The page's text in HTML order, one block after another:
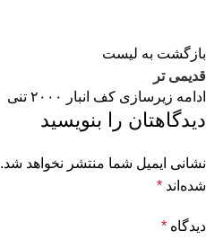
بازگشت به لیست
قدیمی تر
ادامه زیرسازی کف انبار ۲۰۰۰ تنی
دیدگاهتان را بنویسید
نشانی ایمیل شما منتشر نخواهد شد.
شده‌اند *
دیدگاه *